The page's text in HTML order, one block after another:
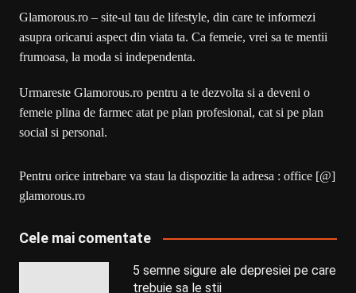
Glamorous.ro – site-ul tau de lifestyle, din care te informezi
asupra oricarui aspect din viata ta. Ca femeie, vrei sa te mentii
frumoasa, la moda si independenta.
Urmareste Glamorous.ro pentru a te dezvolta si a deveni o
femeie plina de farmec atat pe plan profesional, cat si pe plan
social si personal.
Pentru orice intrebare va stau la dispozitie la adresa : office [@]
glamorous.ro
Cele mai comentate
5 semne sigure ale depresiei pe care
trebuie sa le stii